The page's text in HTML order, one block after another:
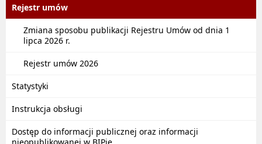
Rejestr umów
Zmiana sposobu publikacji Rejestru Umów od dnia 1
lipca 2026 r.
Rejestr umów 2026
Statystyki
Instrukcja obsługi
Dostęp do informacji publicznej oraz informacji